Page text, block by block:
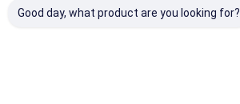
Good day, what product are you looking for?